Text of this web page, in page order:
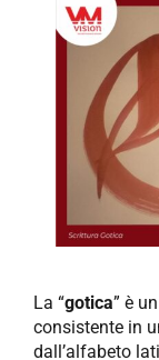
CASE STORIES
HARDWARE
CONTATTI
La “gotica” è
consistente in
dall’alfabeto